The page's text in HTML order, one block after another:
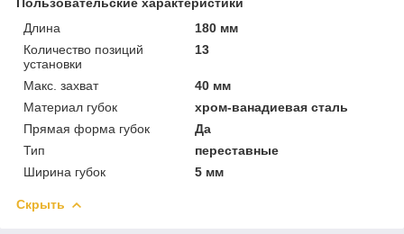
Длина
180 мм
Количество позиций
установки
13
Макс. захват
40 мм
Материал губок
хром-ванадиевая сталь
Прямая форма губок
Да
Тип
переставные
Ширина губок
5 мм
Скрыть